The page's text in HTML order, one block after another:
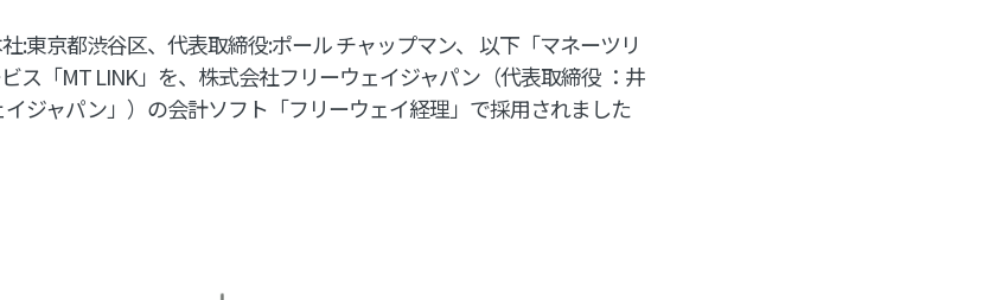
:東京都渋谷区、代表取締役:ポール チャップマン、 以下「マネーツリ
ス「MT LINK」を、株式会社フリーウェイジャパン（代表取締役 ：井
イジャパン」）の会計ソフト「フリーウェイ経理」で採用されました